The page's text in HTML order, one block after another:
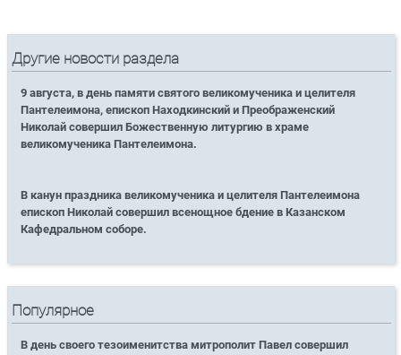
Другие новости раздела
9 августа, в день памяти святого великомученика и целителя
Пантелеимона, епископ Находкинский и Преображенский
Николай совершил Божественную литургию в храме
великомученика Пантелеимона.
В канун праздника великомученика и целителя Пантелеимона
епископ Николай совершил всенощное бдение в Казанском
Кафедральном соборе.
Популярное
В день своего тезоименитства митрополит Павел совершил